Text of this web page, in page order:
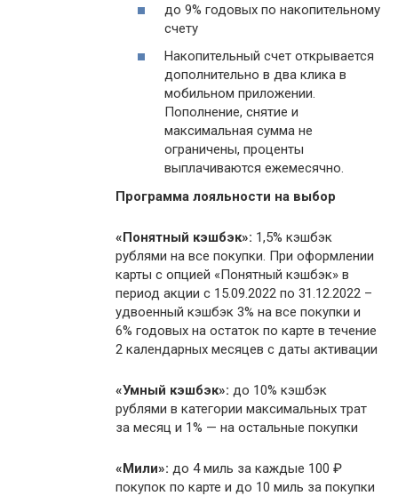
до 9% годовых по накопительному
счету
Накопительный счет открывается
дополнительно в два клика в
мобильном приложении.
Пополнение, снятие и
максимальная сумма не
ограничены, проценты
выплачиваются ежемесячно.
Программа лояльности на выбор
«Понятный кэшбэк»: 1,5% кэшбэк
рублями на все покупки. При оформлении
карты с опцией «Понятный кэшбэк» в
период акции с 15.09.2022 по 31.12.2022 –
удвоенный кэшбэк 3% на все покупки и
6% годовых на остаток по карте в течение
2 календарных месяцев с даты активации
«Умный кэшбэк»: до 10% кэшбэк
рублями в категории максимальных трат
за месяц и 1% — на остальные покупки
«Мили»: до 4 миль за каждые 100 ₽
покупок по карте и до 10 миль за покупки